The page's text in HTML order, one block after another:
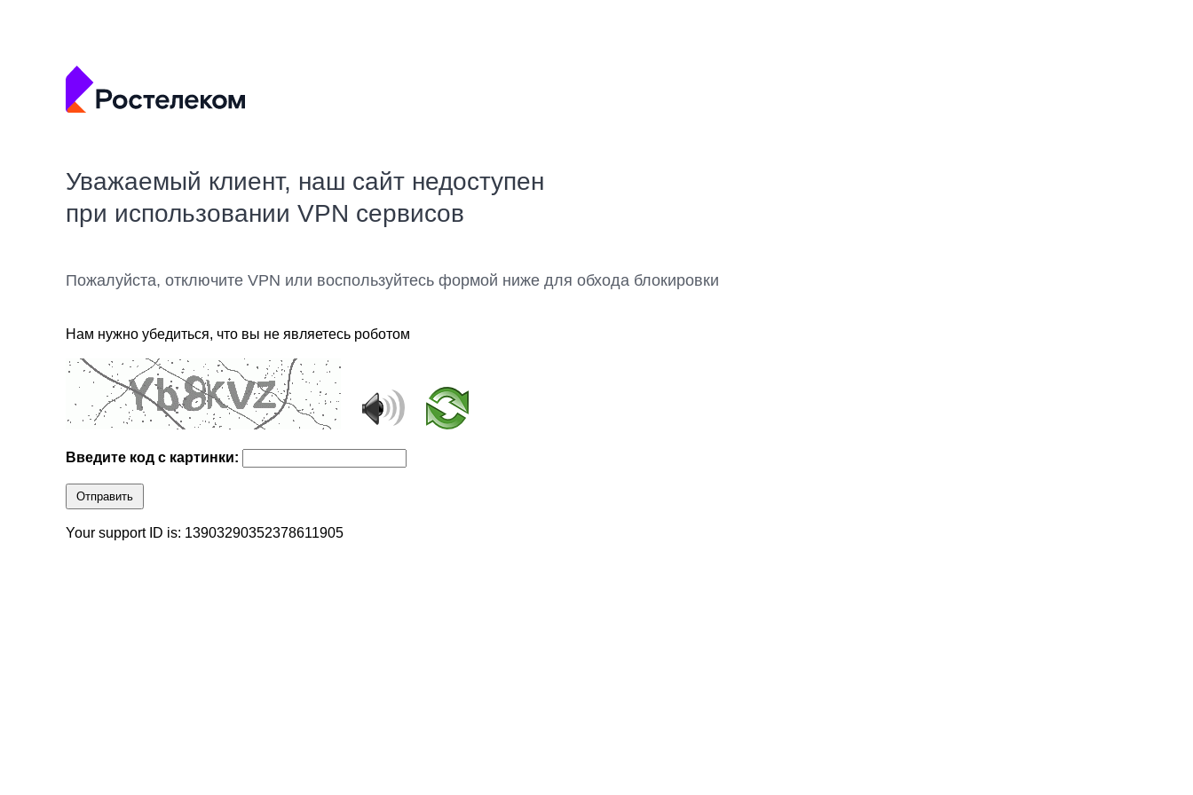
Уважаемый клиент, наш сайт недоступен
при использовании VPN сервисов
Пожалуйста, отключите VPN или воспользуйтесь формой ниже для обхода блокировки
Нам нужно убедиться, что вы не являетесь роботом
Введите код с картинки:
Отправить
Your support ID is: 13903290352378611905